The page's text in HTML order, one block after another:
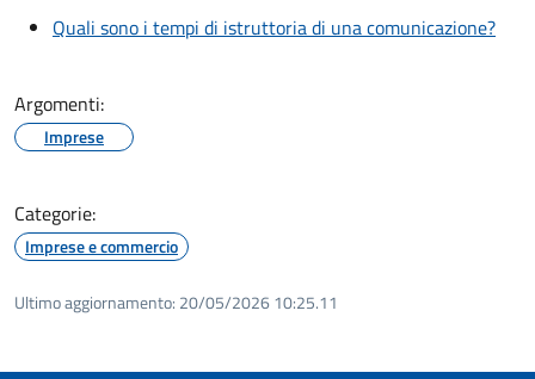
Quali sono i tempi di istruttoria di una comunicazione?
Argomenti:
Imprese
Categorie:
Imprese e commercio
Ultimo aggiornamento: 20/05/2026 10:25.11